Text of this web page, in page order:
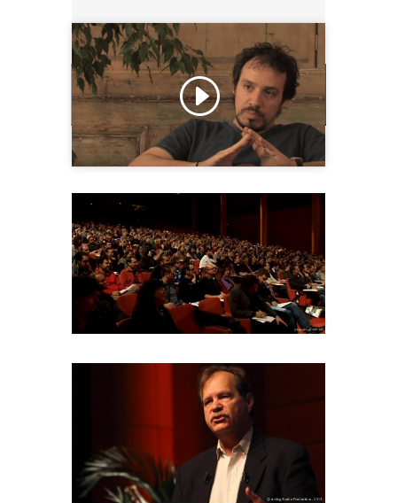
Click to accept marketing cookies and
enable this content